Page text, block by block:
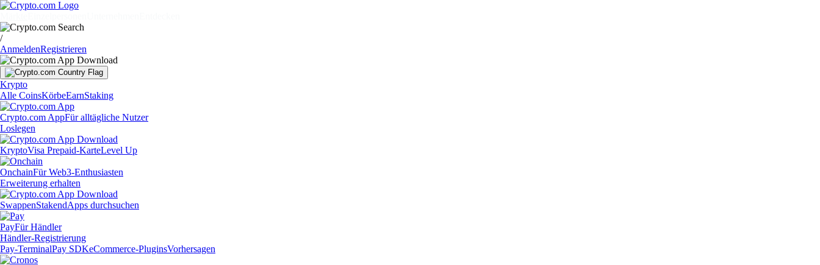
/
AnmeldenRegistrieren
Krypto
Alle CoinsKörbeEarnStaking
Crypto.com AppFür alltägliche Nutzer
Loslegen
KryptoVisa Prepaid-KarteLevel Up
OnchainFür Web3-Enthusiasten
Erweiterung erhalten
SwappenStakendApps durchsuchen
PayFür Händler
Händler-Registrierung
Pay-TerminalPay SDKeCommerce-PluginsVorhersagen